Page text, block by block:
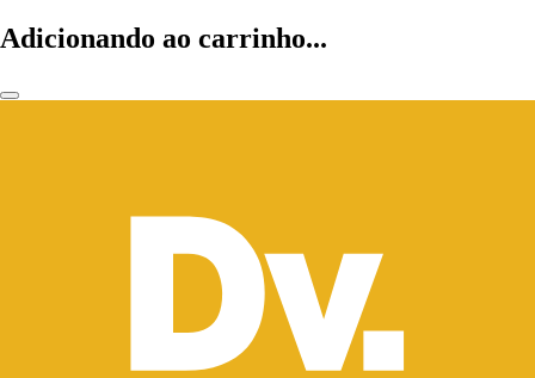
Adicionando ao carrinho...